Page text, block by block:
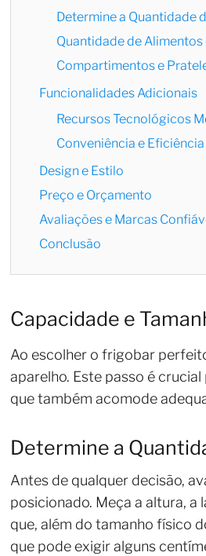
Determine a Quantidade
Quantidade de
Compartimentos e
Funcionalidades Adicionais
Recursos Tecnológicos
Conveniência e Eficiência
Design e Estilo
Preço e Orçamento
Avaliações e Marcas
Conclusão
Capacidade e
Ao escolher o frigobar
aparelho. Este passo é
que também acomode
Determine a
Antes de qualquer decisão,
posicionado. Meça a altura,
que, além do tamanho físico
que pode exigir alguns